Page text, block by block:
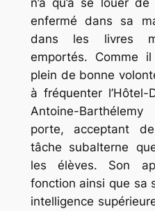
enfermé dans sa
dans les livres
emportés. Comme
plein de bonne
à fréquenter
Antoine-
porte, acceptant
tâche subalterne
les élèves. Son
fonction ainsi que sa
intelligence